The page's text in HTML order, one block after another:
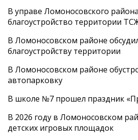
В управе Ломоносовского
благоустройство территории
В Ломоносовском районе
благоустройству территории
В Ломоносовском районе
автопарковку
В школе №7 прошел праздник
В 2026 году в Ломоносовском
детских игровых площадок